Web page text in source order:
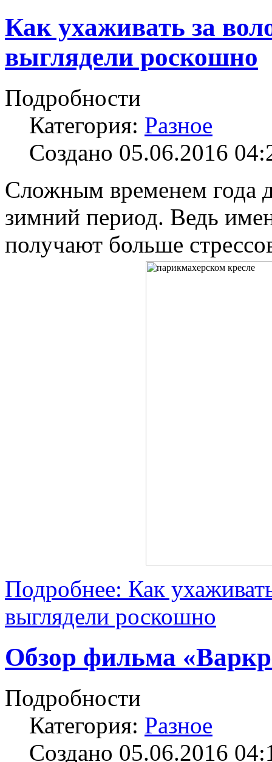
Как ухаживать за
выглядели роскошно
Подробности
Категория: Разное
Создано 05.06.2016
Сложным временем года
зимний период. Ведь
получают больше
Подробнее: Как
выглядели роскошно
Обзор фильма
Подробности
Категория: Разное
Создано 05.06.2016